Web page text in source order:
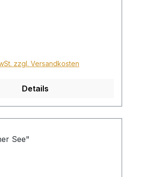
beträgt der
30€.
zzgl. Versandkosten
Details